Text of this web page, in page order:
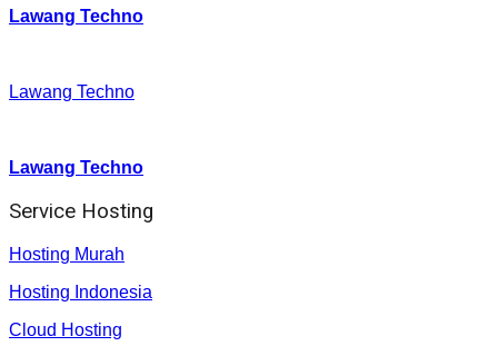
Lawang Techno
Lawang Techno
Lawang Techno
Service Hosting
Hosting Murah
Hosting Indonesia
Cloud Hosting